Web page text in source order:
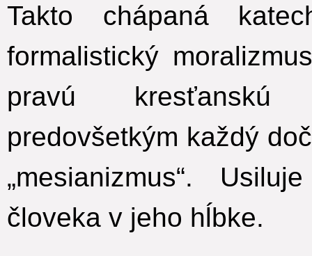
Takto chápaná
formalistický
pravú kresťanskú
predovšetkým každý
„mesianizmus“.
človeka v jeho hĺbke.